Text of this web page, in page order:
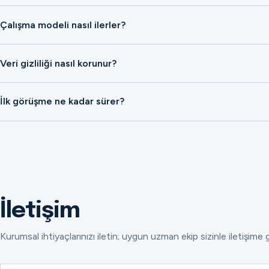
Çalışma modeli nasıl ilerler?
Veri gizliliği nasıl korunur?
İlk görüşme ne kadar sürer?
İletişim
Kurumsal ihtiyaçlarınızı iletin; uygun uzman ekip sizinle iletişime